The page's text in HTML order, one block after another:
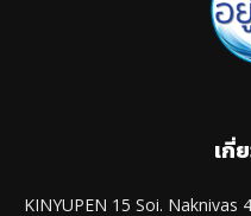
เกี่
KINYUPEN 15 Soi. Naknivas